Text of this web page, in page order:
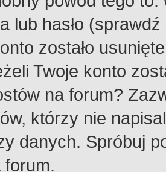
lub hasło
zostało
Twoje konto
na forum?
którzy nie
danych. Spróbuj
forum.